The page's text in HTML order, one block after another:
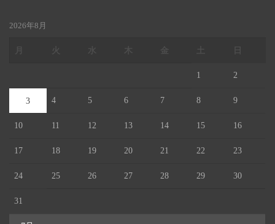
2026年8月
1 2
3 4 5 6 7 8 9
10 11 12 13 14 15 16
17 18 19 20 21 22 23
24 25 26 27 28 29 30
31